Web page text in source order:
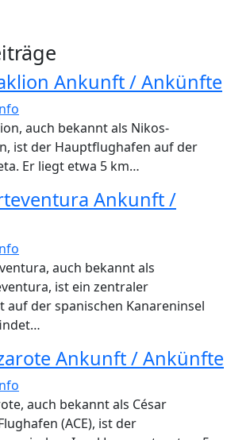
Ankunft / Ankünfte
auch bekannt als Nikos-
ist der Hauptflughafen auf der
Er liegt etwa 5 km…
Ankunft /
auch bekannt als
ist ein zentraler
der spanischen Kanareninsel
Ankunft / Ankünfte
auch bekannt als César
(ACE), ist der